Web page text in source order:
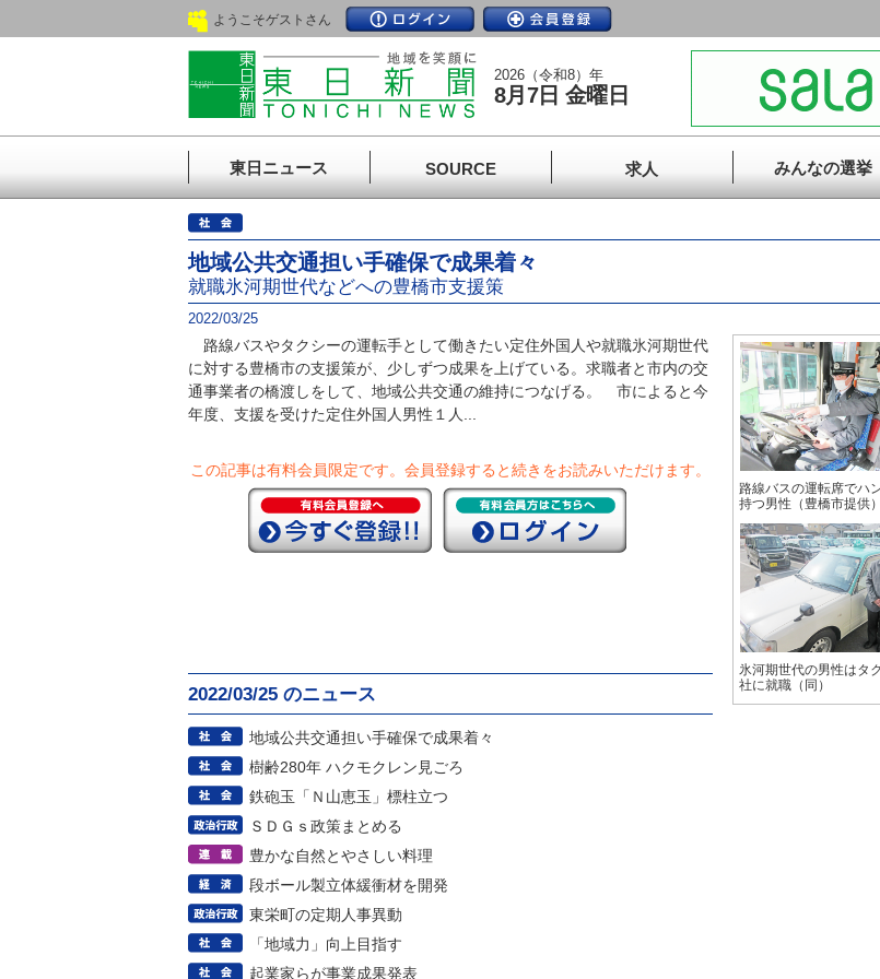
ようこそゲストさん
2026（令和8）年
8月7日 金曜日
東日ニュース SOURCE 求人 みんなの選挙
地域公共交通担い手確保で成果着々
就職氷河期世代などへの豊橋市支援策
2022/03/25
路線バスやタクシーの運転手として働きたい定住外国人や就職氷河期世代
に対する豊橋市の支援策が、少しずつ成果を上げている。求職者と市内の交
通事業者の橋渡しをして、地域公共交通の維持につなげる。 市によると今
年度、支援を受けた定住外国人男性１人...
この記事は有料会員限定です。 会員登録すると続きをお読みいただけます。
2022/03/25 のニュース
地域公共交通担い手確保で成果着々
樹齢280年 ハクモクレン見ごろ
鉄砲玉「Ｎ山恵玉」標柱立つ
ＳＤＧｓ政策まとめる
豊かな自然とやさしい料理
段ボール製立体緩衝材を開発
東栄町の定期人事異動
「地域力」向上目指す
起業家らが事業成果発表
路線バスの運転席でハ
持つ男性（豊橋市提供）
氷河期世代の男性はタ
社に就職（同）